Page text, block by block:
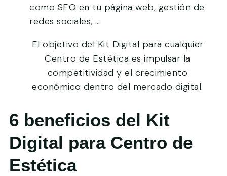
como SEO en tu página web, gestión de
redes sociales, …
El objetivo del Kit Digital para cualquier
Centro de Estética es impulsar la
competitividad y el crecimiento
económico dentro del mercado digital.
6 beneficios del Kit
Digital para Centro de
Estética